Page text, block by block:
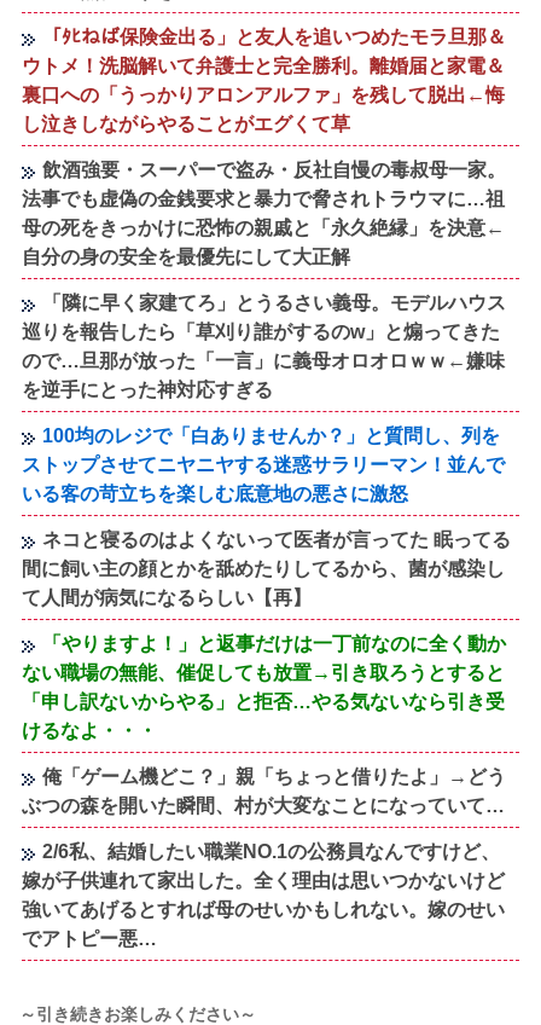
「ﾀﾋねば保険金出る」と友人を追いつめたモラ旦那＆
ウトメ！洗脳解いて弁護士と完全勝利。離婚届と家電＆
裏口への「うっかりアロンアルファ」を残して脱出←悔
し泣きしながらやることがエグくて草
飲酒強要・スーパーで盗み・反社自慢の毒叔母一家。
法事でも虚偽の金銭要求と暴力で脅されトラウマに…祖
母の死をきっかけに恐怖の親戚と「永久絶縁」を決意←
自分の身の安全を最優先にして大正解
「隣に早く家建てろ」とうるさい義母。モデルハウス
巡りを報告したら「草刈り誰がするのw」と煽ってきた
ので…旦那が放った「一言」に義母オロオロｗｗ←嫌味
を逆手にとった神対応すぎる
100均のレジで「白ありませんか？」と質問し、列を
ストップさせてニヤニヤする迷惑サラリーマン！並んで
いる客の苛立ちを楽しむ底意地の悪さに激怒
ネコと寝るのはよくないって医者が言ってた 眠ってる
間に飼い主の顔とかを舐めたりしてるから、菌が感染し
て人間が病気になるらしい【再】
「やりますよ！」と返事だけは一丁前なのに全く動か
ない職場の無能、催促しても放置→引き取ろうとすると
「申し訳ないからやる」と拒否…やる気ないなら引き受
けるなよ・・・
俺「ゲーム機どこ？」親「ちょっと借りたよ」→どう
ぶつの森を開いた瞬間、村が大変なことになっていて…
2/6私、結婚したい職業NO.1の公務員なんですけど、
嫁が子供連れて家出した。全く理由は思いつかないけど
強いてあげるとすれば母のせいかもしれない。嫁のせい
でアトピー悪…
～引き続きお楽しみください～